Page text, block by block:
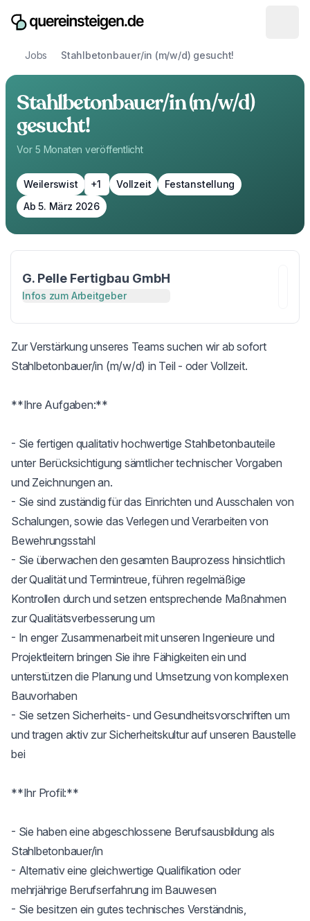
Jobs Stahlbetonbauer/in (m/w/d) gesucht!
Stahlbetonbauer/in (m/w/d)
gesucht!
Vor 5 Monaten veröffentlicht
Weilerswist +1 Vollzeit
Festanstellung
Ab 5. März 2026
G. Pelle Fertigbau GmbH
Infos zum Arbeitgeber
Zur Verstärkung unseres Teams suchen wir ab sofort
Stahlbetonbauer/in (m/w/d) in Teil - oder Vollzeit.
**Ihre Aufgaben:**
- Sie fertigen qualitativ hochwertige Stahlbetonbauteile
unter Berücksichtigung sämtlicher technischer Vorgaben
und Zeichnungen an.
- Sie sind zuständig für das Einrichten und Ausschalen von
Schalungen, sowie das Verlegen und Verarbeiten von
Bewehrungsstahl
- Sie überwachen den gesamten Bauprozess hinsichtlich
der Qualität und Termintreue, führen regelmäßige
Kontrollen durch und setzen entsprechende Maßnahmen
zur Qualitätsverbesserung um
- In enger Zusammenarbeit mit unseren Ingenieure und
Projektleitern bringen Sie ihre Fähigkeiten ein und
unterstützen die Planung und Umsetzung von komplexen
Bauvorhaben
- Sie setzen Sicherheits- und Gesundheitsvorschriften um
und tragen aktiv zur Sicherheitskultur auf unseren Baustelle
bei
**Ihr Profil:**
- Sie haben eine abgeschlossene Berufsausbildung als
Stahlbetonbauer/in
- Alternativ eine gleichwertige Qualifikation oder
mehrjährige Berufserfahrung im Bauwesen
- Sie besitzen ein gutes technisches Verständnis,